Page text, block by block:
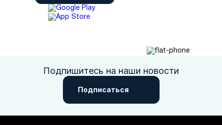
Подпишитесь на наши новости
Подписаться